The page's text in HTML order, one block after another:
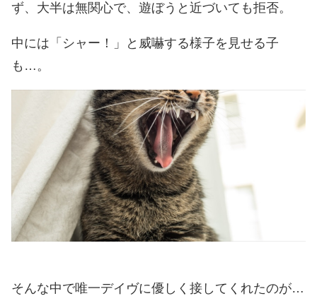
ず、大半は無関心で、遊ぼうと近づいても拒否。
中には「シャー！」と威嚇する様子を見せる子
も…。
そんな中で唯一デイヴに優しく接してくれたのが…